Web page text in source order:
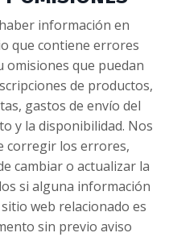
información en
que contiene errores
que puedan
de productos,
gastos de envío del
y la disponibilidad. Nos
corregir los errores,
cambiar o actualizar la
si alguna información
web relacionado es
sin previo aviso